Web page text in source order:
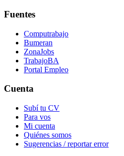
Fuentes
Computrabajo
Bumeran
ZonaJobs
TrabajoBA
Portal Empleo
Cuenta
Subí tu CV
Para vos
Mi cuenta
Quiénes somos
Sugerencias / reportar error